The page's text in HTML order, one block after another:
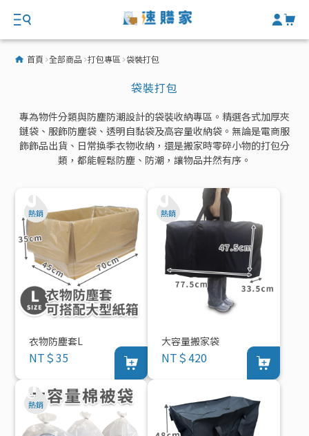
首頁 全部商品 打包專區 袋裝打包
袋裝打包
專為物件分類與防塵防潮設計的袋裝收納專區。精選各式加厚夾
鏈袋、服飾防塵袋、透明自黏袋及高容量收納袋。無論是電商服
飾飾品出貨、日常換季衣物收納，還是搬家時零碎小物的打包分
類，都能輕鬆防塵、防潮，讓物品井然有序。
衣物防塵套L
NT＄35
大容量搬家袋
NT＄420